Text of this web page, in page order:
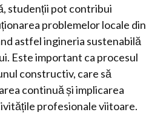
studenții pot contribui
problemelor locale din
astfel ingineria sustenabilă
Este important ca procesul
constructiv, care să
continuă și implicarea
profesionale viitoare.